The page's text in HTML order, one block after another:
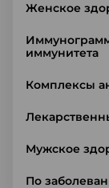
Женское
иммунитета
Комплексы
Мужское
По